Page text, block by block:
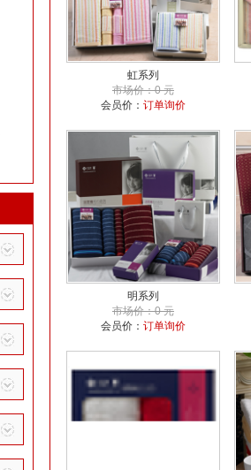
虹系列
市场价：0 元
会员价： 订单询价
明系列
市场价：0 元
会员价： 订单询价